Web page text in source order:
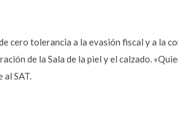
cero tolerancia a la evasión fiscal y a la
de la Sala de la piel y el calzado.
al SAT.